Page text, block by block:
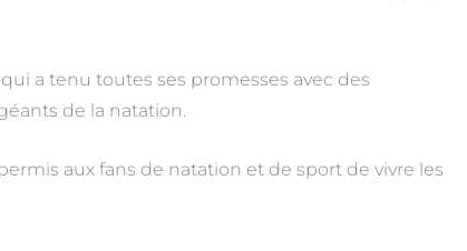
a tenu toutes ses promesses avec des
de la natation.
aux fans de natation et de sport de vivre les